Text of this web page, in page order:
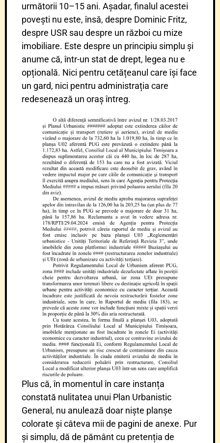
următorii 10–15 ani. Așadar, finalul acestei
povești nu este, însă, despre Dominic Fritz,
despre USR sau despre un război cu mize
imobiliare. Este despre un principiu simplu și
anume că, într-un stat de drept, legea nu e
opțională. Nici pentru cetățeanul care își face
un gard, nici pentru administrația care
redesenează un oraș întreg.
Plus că, în momentul în care instanța
constată nulitatea unui Plan Urbanistic
General, nu anulează doar niște planșe
colorate și câteva mii de pagini de anexe. Pur
și simplu, dă de pământ cu pretenția de